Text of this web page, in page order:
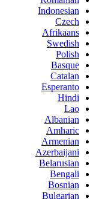
Indonesian
Czech
Afrikaans
Swedish
Polish
Basque
Catalan
Esperanto
Hindi
Lao
Albanian
Amharic
Armenian
Azerbaijani
Belarusian
Bengali
Bosnian
Bulgarian